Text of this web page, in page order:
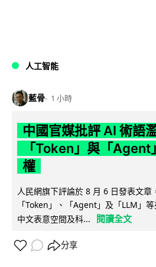
人工智能
藍骨 1 小時
中國官媒批評 AI 術
「Token」與「Agent
權
人民網旗下評論於 8 月 6 日發表文章
「Token」、「Agent」及「LLM」
中文表意空間及科...
閱讀全文
分享